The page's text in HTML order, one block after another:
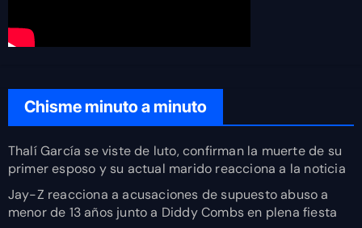
Chisme minuto a minuto
Thalí García se viste de luto, confirman la muerte de su
primer esposo y su actual marido reacciona a la noticia
Jay-Z reacciona a acusaciones de supuesto abuso a
menor de 13 años junto a Diddy Combs en plena fiesta